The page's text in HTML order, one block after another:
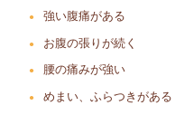
強い腹痛がある
お腹の張りが続く
腰の痛みが強い
めまい、ふらつきがある